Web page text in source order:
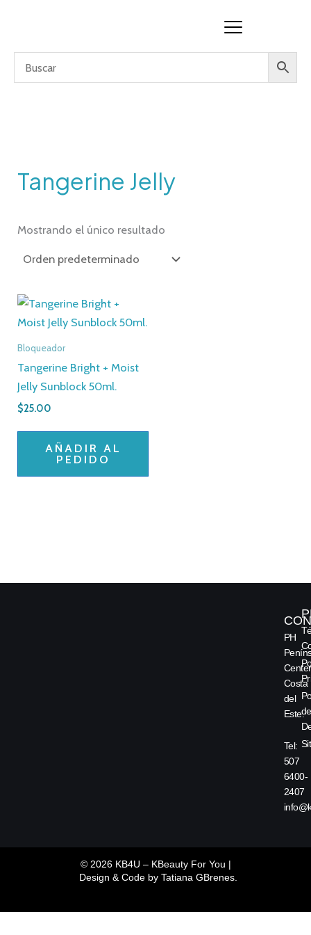
Tangerine Jelly
Mostrando el único resultado
Bloqueador
Tangerine Bright + Moist
Jelly Sunblock 50ml.
$25.00
AÑADIR AL
PEDIDO
PH
Costa
del
Este.
Tel:
507
6400-
2407
de
© 2026 KB4U – KBeauty For You |
Design & Code by Tatiana GBrenes.